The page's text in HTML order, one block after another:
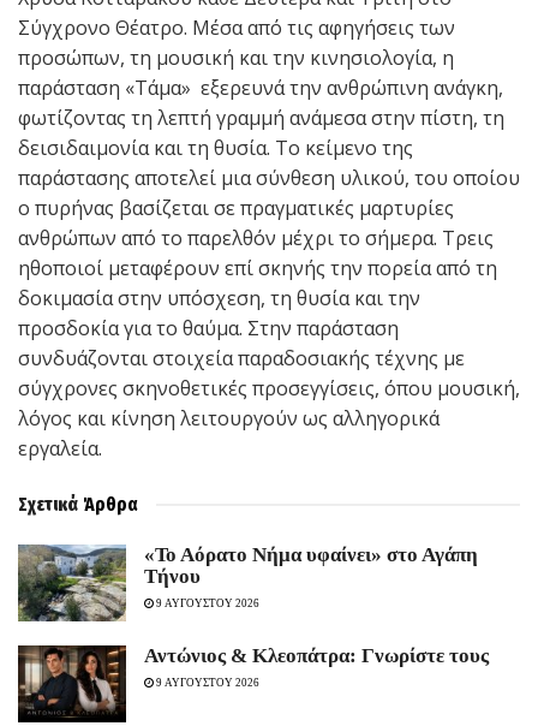
Σύγχρονο Θέατρο. Μέσα από τις αφηγήσεις των
προσώπων, τη μουσική και την κινησιολογία, η
παράσταση «Τάμα» εξερευνά την ανθρώπινη ανάγκη,
φωτίζοντας τη λεπτή γραμμή ανάμεσα στην πίστη, τη
δεισιδαιμονία και τη θυσία. Το κείμενο της
παράστασης αποτελεί μια σύνθεση υλικού, του οποίου
ο πυρήνας βασίζεται σε πραγματικές μαρτυρίες
ανθρώπων από το παρελθόν μέχρι το σήμερα. Τρεις
ηθοποιοί μεταφέρουν επί σκηνής την πορεία από τη
δοκιμασία στην υπόσχεση, τη θυσία και την
προσδοκία για το θαύμα. Στην παράσταση
συνδυάζονται στοιχεία παραδοσιακής τέχνης με
σύγχρονες σκηνοθετικές προσεγγίσεις, όπου μουσική,
λόγος και κίνηση λειτουργούν ως αλληγορικά
εργαλεία.
Σχετικά Άρθρα
«Το Αόρατο Νήμα υφαίνει» στο Αγάπη
Τήνου
9 ΑΥΓΟΥΣΤΟΥ 2026
Αντώνιος & Κλεοπάτρα: Γνωρίστε τους
9 ΑΥΓΟΥΣΤΟΥ 2026